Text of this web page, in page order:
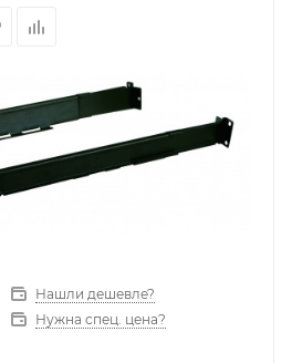
Нашли дешевле?
Нужна спец. цена?